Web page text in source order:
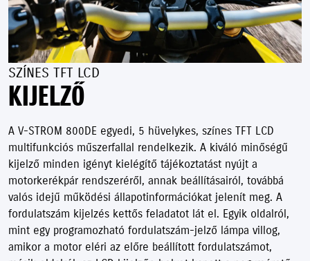
SZÍNES TFT LCD
KIJELZŐ
A V-STROM 800DE egyedi, 5 hüvelykes, színes TFT LCD
multifunkciós műszerfallal rendelkezik. A kiváló minőségű
kijelző minden igényt kielégítő tájékoztatást nyújt a
motorkerékpár rendszeréről, annak beállításairól, továbbá
valós idejű működési állapotinformációkat jelenít meg. A
fordulatszám kijelzés kettős feladatot lát el. Egyik oldalról,
mint egy programozható fordulatszám-jelző lámpa villog,
amikor a motor eléri az előre beállított fordulatszámot,